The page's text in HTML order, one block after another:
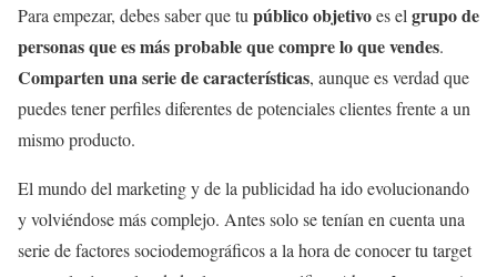
Para empezar, debes saber que tu público objetivoes el grupo de
personas que es más probable que compre lo que vendes.
Comparten una serie de características, aunque es verdad que
puedes tener perfiles diferentes de potenciales clientes frente a un
mismo producto.
El mundo del marketing y de la publicidad ha ido evolucionando
y volviéndose más complejo. Antes solo se tenían en cuenta una
serie de factores sociodemográficos a la hora de conocer tu target